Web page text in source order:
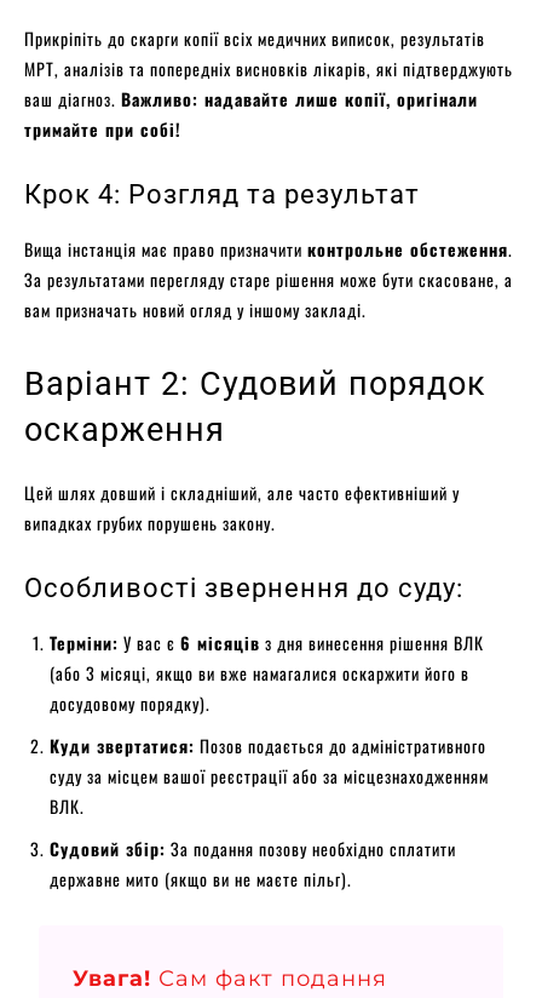
Прикріпіть до скарги копії всіх медичних виписок, результатів
МРТ, аналізів та попередніх висновків лікарів, які підтверджують
ваш діагноз. Важливо: надавайте лише копії, оригінали
тримайте при собі!
Крок 4: Розгляд та результат
Вища інстанція має право призначити контрольне обстеження.
За результатами перегляду старе рішення може бути скасоване, а
вам призначать новий огляд у іншому закладі.
Варіант 2: Судовий порядок
оскарження
Цей шлях довший і складніший, але часто ефективніший у
випадках грубих порушень закону.
Особливості звернення до суду:
Терміни: У вас є 6 місяців з дня винесення рішення ВЛК
(або 3 місяці, якщо ви вже намагалися оскаржити його в
досудовому порядку).
Куди звертатися: Позов подається до адміністративного
суду за місцем вашої реєстрації або за місцезнаходженням
ВЛК.
Судовий збір: За подання позову необхідно сплатити
державне мито (якщо ви не маєте пільг).
Увага! Сам факт подання